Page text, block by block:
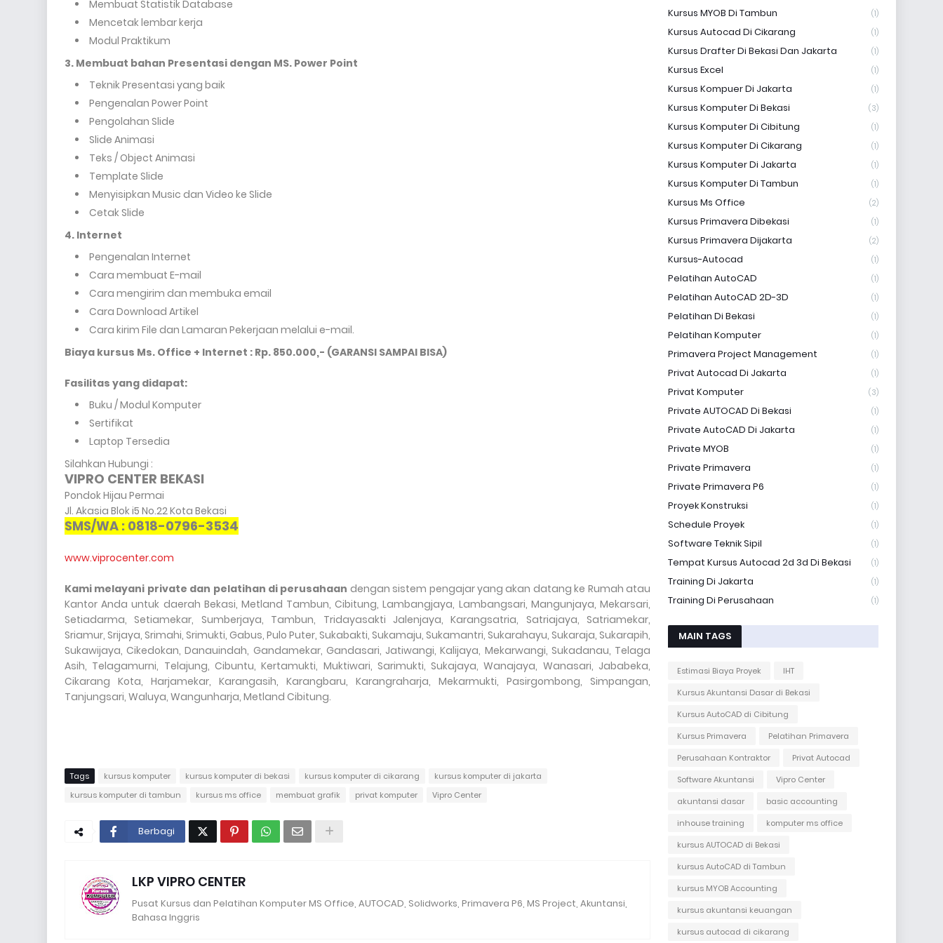
Membuat Statistik Database
Mencetak lembar kerja
Modul Praktikum
3. Membuat bahan Presentasi dengan MS. Power Point
Teknik Presentasi yang baik
Pengenalan Power Point
Pengolahan Slide
Slide Animasi
Teks / Object Animasi
Template Slide
Menyisipkan Music dan Video ke Slide
Cetak Slide
4. Internet
Pengenalan Internet
Cara membuat E-mail
Cara mengirim dan membuka email
Cara Download Artikel
Cara kirim File dan Lamaran Pekerjaan melalui e-mail.
Biaya kursus Ms. Office + Internet : Rp. 850.000,- (GARANSI SAMPAI BISA)
Fasilitas yang didapat:
Buku / Modul Komputer
Sertifikat
Laptop Tersedia
Silahkan Hubungi :
VIPRO CENTER BEKASI
Pondok Hijau Permai
Jl. Akasia Blok i5 No.22 Kota Bekasi
SMS/WA : 0818-0796-3534
www.viprocenter.com
Kami melayani private dan pelatihan di perusahaan dengan sistem pengajar yang akan datang ke Rumah atau
Kantor Anda untuk daerah Bekasi, Metland Tambun, Cibitung, Lambangjaya, Lambangsari, Mangunjaya, Mekarsari,
Setiadarma, Setiamekar, Sumberjaya, Tambun, Tridayasakti Jalenjaya, Karangsatria, Satriajaya, Satriamekar,
Sriamur, Srijaya, Srimahi, Srimukti, Gabus, Pulo Puter, Sukabakti, Sukamaju, Sukamantri, Sukarahayu, Sukaraja, Sukarapih,
Sukawijaya, Cikedokan, Danauindah, Gandamekar, Gandasari, Jatiwangi, Kalijaya, Mekarwangi, Sukadanau, Telaga
Asih, Telagamurni, Telajung, Cibuntu, Kertamukti, Muktiwari, Sarimukti, Sukajaya, Wanajaya, Wanasari, Jababeka,
Cikarang Kota, Harjamekar, Karangasih, Karangbaru, Karangraharja, Mekarmukti, Pasirgombong, Simpangan,
Tanjungsari, Waluya, Wangunharja, Metland Cibitung.
Tags kursus komputer kursus komputer di bekasi kursus komputer di cikarang
kursus komputer di jakarta
kursus komputer di tambun
kursus ms office membuat grafik privat komputer Vipro Center
Berbagi
LKP VIPRO CENTER
Pusat Kursus dan Pelatihan Komputer MS Office, AUTOCAD, Solidworks, Primavera P6, MS Project, Akuntansi,
Bahasa Inggris
Kursus MYOB Di Tambun
(1)
Kursus Autocad Di Cikarang (1)
Kursus Drafter Di Bekasi Dan Jakarta (1)
Kursus Excel (1)
Kursus Kompuer Di Jakarta (1)
Kursus Komputer Di Bekasi (3)
Kursus Komputer Di Cibitung (1)
Kursus Komputer Di Cikarang (1)
Kursus Komputer Di Jakarta (1)
Kursus Komputer Di Tambun (1)
Kursus Ms Office (2)
Kursus Primavera Dibekasi (1)
Kursus Primavera Dijakarta (2)
Kursus-Autocad (1)
Pelatihan AutoCAD (1)
Pelatihan AutoCAD 2D-3D (1)
Pelatihan Di Bekasi (1)
Pelatihan Komputer (1)
Primavera Project Management (1)
Privat Autocad Di Jakarta (1)
Privat Komputer (3)
Private AUTOCAD Di Bekasi (1)
Private AutoCAD Di Jakarta (1)
Private MYOB (1)
Private Primavera (1)
Private Primavera P6 (1)
Proyek Konstruksi (1)
Schedule Proyek (1)
Software Teknik Sipil (1)
Tempat Kursus Autocad 2d 3d Di Bekasi (1)
Training Di Jakarta (1)
Training Di Perusahaan (1)
MAIN TAGS
Estimasi Biaya Proyek
IHT
Kursus Akuntansi Dasar di Bekasi
Kursus AutoCAD di Cibitung
Kursus Primavera
Pelatihan Primavera
Perusahaan Kontraktor
Privat Autocad
Software Akuntansi
Vipro Center
akuntansi dasar
basic accounting
inhouse training
komputer ms office
kursus AUTOCAD di Bekasi
kursus AutoCAD di Tambun
kursus MYOB Accounting
kursus akuntansi keuangan
kursus autocad di cikarang